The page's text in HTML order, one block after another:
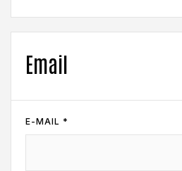
Email
E-MAIL *